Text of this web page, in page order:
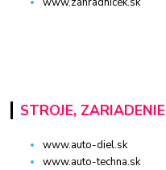
STROJE, ZARIADENIE
www.auto-diel.sk
www.auto-techna.sk